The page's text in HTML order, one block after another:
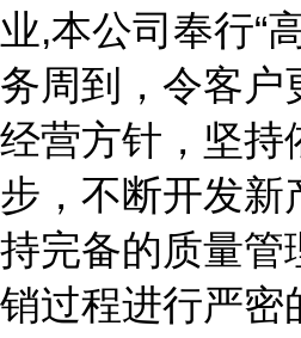
业,本公司奉行“
务周到，令客户
经营方针，坚持
步，不断开发新
持完备的质量管
销过程进行严密